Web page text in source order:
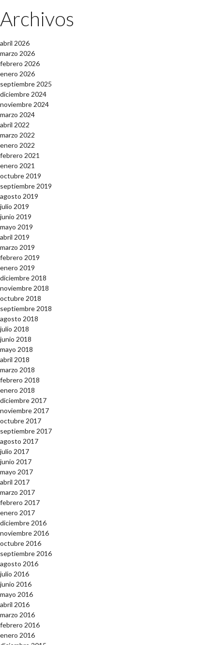
Archivos
abril 2026
marzo 2026
febrero 2026
enero 2026
septiembre 2025
diciembre 2024
noviembre 2024
marzo 2024
abril 2022
marzo 2022
enero 2022
febrero 2021
enero 2021
octubre 2019
septiembre 2019
agosto 2019
julio 2019
junio 2019
mayo 2019
abril 2019
marzo 2019
febrero 2019
enero 2019
diciembre 2018
noviembre 2018
octubre 2018
septiembre 2018
agosto 2018
julio 2018
junio 2018
mayo 2018
abril 2018
marzo 2018
febrero 2018
enero 2018
diciembre 2017
noviembre 2017
octubre 2017
septiembre 2017
agosto 2017
julio 2017
junio 2017
mayo 2017
abril 2017
marzo 2017
febrero 2017
enero 2017
diciembre 2016
noviembre 2016
octubre 2016
septiembre 2016
agosto 2016
julio 2016
junio 2016
mayo 2016
abril 2016
marzo 2016
febrero 2016
enero 2016